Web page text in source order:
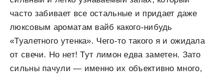
часто забивает все остальные и придает даже
люксовым ароматам вайб какого-нибудь
«Туалетного утенка». Чего-то такого я и ожидала
от свечи. Но нет! Тут лимон едва заметен. Зато
сильны пачули — именно их объективно много,